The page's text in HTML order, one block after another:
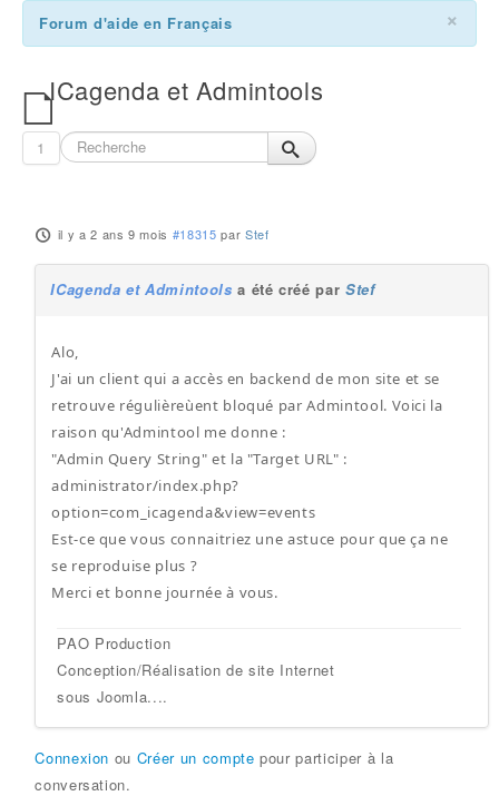
×
Forum d'aide en Français
ICagenda et Admintools
1
il y a 2 ans 9 mois #18315 par Stef
ICagenda et Admintools a été créé par Stef
Alo,
J'ai un client qui a accès en backend de mon site et se
retrouve régulièreùent bloqué par Admintool. Voici la
raison qu'Admintool me donne :
"Admin Query String" et la "Target URL" :
administrator/index.php?
option=com_icagenda&view=events
Est-ce que vous connaitriez une astuce pour que ça ne
se reproduise plus ?
Merci et bonne journée à vous.
PAO Production
Conception/Réalisation de site Internet
sous Joomla....
Connexion ou Créer un compte pour participer à la
conversation.